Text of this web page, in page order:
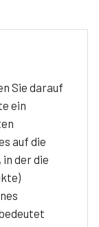
Sie darauf
ein
auf die
der die